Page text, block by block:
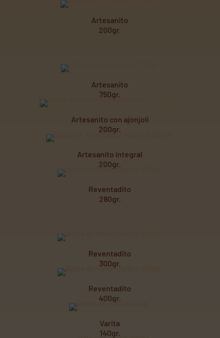
Artesanito
200gr.
Artesanito
750gr.
Artesanito con ajonjolí
200gr.
Artesanito integral
200gr.
Reventadito
280gr.
Reventadito
300gr.
Reventadito
400gr.
Varita
140gr.